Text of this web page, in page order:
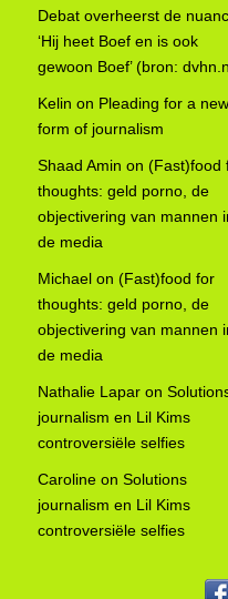
Debat overheerst de
‘Hij heet Boef en is ook
gewoon Boef’ (bron:
Kelin on Pleading for a new
form of journalism
Shaad Amin on (Fast)food
thoughts: geld porno, de
objectivering van mannen
de media
Michael on (Fast)food for
thoughts: geld porno, de
objectivering van mannen
de media
Nathalie Lapar on
journalism en Lil Kims
controversiële selfies
Caroline on Solutions
journalism en Lil Kims
controversiële selfies